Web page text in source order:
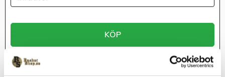
KÖP
Lagerstatus
Beställningsvara